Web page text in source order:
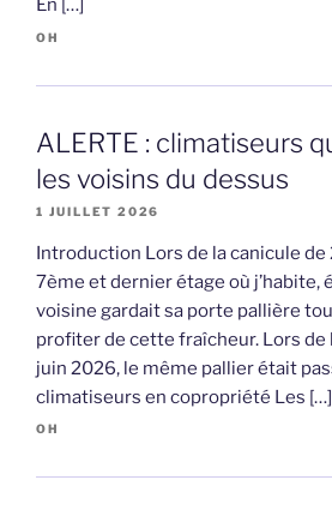
En […]
OH
ALERTE : climatiseurs
les voisins du dessus
1 JUILLET 2026
Introduction Lors de la canicule de
7ème et dernier étage où j’habite,
voisine gardait sa porte pallière
profiter de cette fraîcheur. Lors de
juin 2026, le même pallier était
climatiseurs en copropriété Les […]
OH